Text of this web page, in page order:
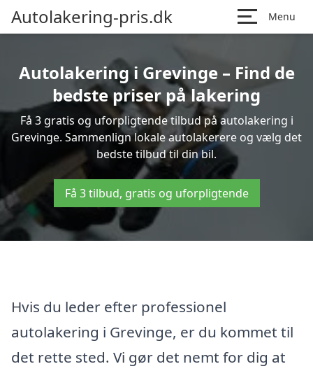
Autolakering-pris.dk Menu
Autolakering i Grevinge – Find de
bedste priser på lakering
Få 3 gratis og uforpligtende tilbud på autolakering i
Grevinge. Sammenlign lokale autolakerere og vælg det
bedste tilbud til din bil.
Få 3 tilbud, gratis og uforpligtende
Hvis du leder efter professionel
autolakering i Grevinge, er du kommet til
det rette sted. Vi gør det nemt for dig at